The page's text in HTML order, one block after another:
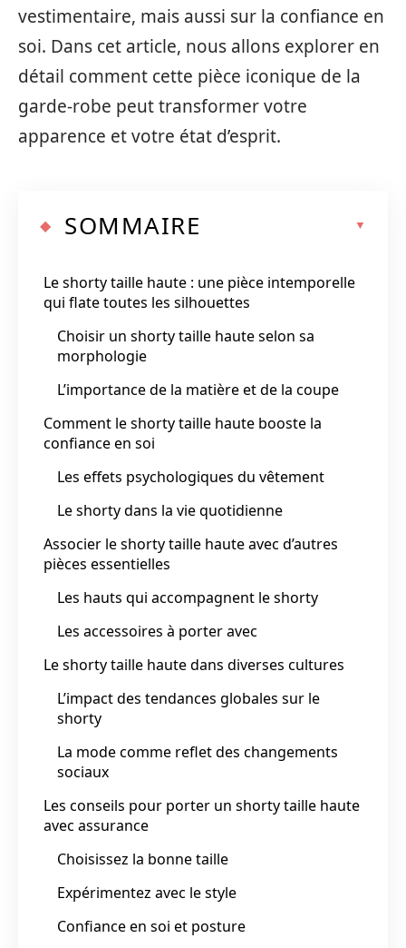
vestimentaire, mais aussi sur la confiance en
soi. Dans cet article, nous allons explorer en
détail comment cette pièce iconique de la
garde-robe peut transformer votre
apparence et votre état d’esprit.
SOMMAIRE
Le shorty taille haute : une pièce intemporelle
qui flate toutes les silhouettes
Choisir un shorty taille haute selon sa
morphologie
L’importance de la matière et de la coupe
Comment le shorty taille haute booste la
confiance en soi
Les effets psychologiques du vêtement
Le shorty dans la vie quotidienne
Associer le shorty taille haute avec d’autres
pièces essentielles
Les hauts qui accompagnent le shorty
Les accessoires à porter avec
Le shorty taille haute dans diverses cultures
L’impact des tendances globales sur le
shorty
La mode comme reflet des changements
sociaux
Les conseils pour porter un shorty taille haute
avec assurance
Choisissez la bonne taille
Expérimentez avec le style
Confiance en soi et posture